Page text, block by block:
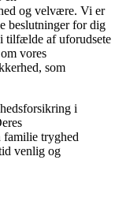
og velvære. Vi er
beslutninger for dig
tilfælde af uforudsete
vores
som
i
tryghed
venlig og